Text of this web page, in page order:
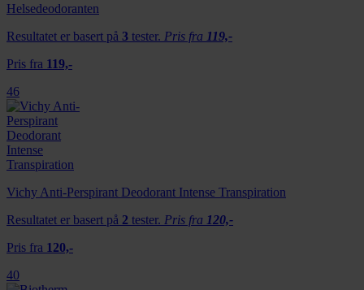
Helsedeodoranten
Resultatet er basert på 3 tester. Pris fra 119,-
Pris fra 119,-
46
Vichy Anti-Perspirant Deodorant Intense Transpiration
Resultatet er basert på 2 tester. Pris fra 120,-
Pris fra 120,-
40